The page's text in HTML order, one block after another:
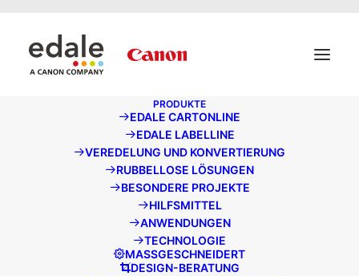
PRODUKTE
EDALE CARTONLINE
EDALE LABELLINE
VEREDELUNG UND KONVERTIERUNG
RUBBELLOSE LÖSUNGEN
BESONDERE PROJEKTE
HILFSMITTEL
ANWENDUNGEN
TECHNOLOGIE
MASSGESCHNEIDERT
DESIGN-BERATUNG
Edale stellt auf der
Drupa 2016 aus
UNTERALLGEMEINE NACHRICHTEN
EDALE-TEAM
details and any questions.